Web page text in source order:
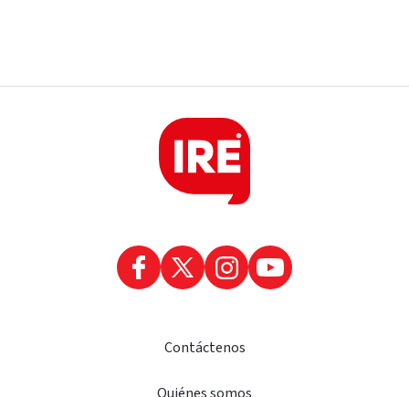
Contáctenos